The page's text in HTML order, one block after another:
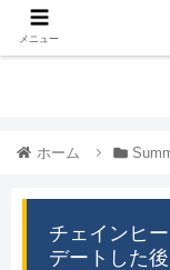
ホーム
チェインヒ
デートした
メニュー